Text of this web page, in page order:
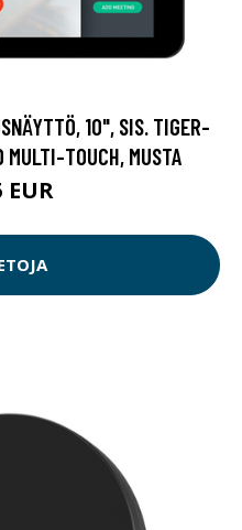
10", SIS. TIGER-
MULTI-TOUCH, MUSTA
EUR